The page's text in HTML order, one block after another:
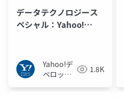
データテクノロジース
ペシャル：Yahoo!
Yahoo!デ
ベロッパ
1.8K